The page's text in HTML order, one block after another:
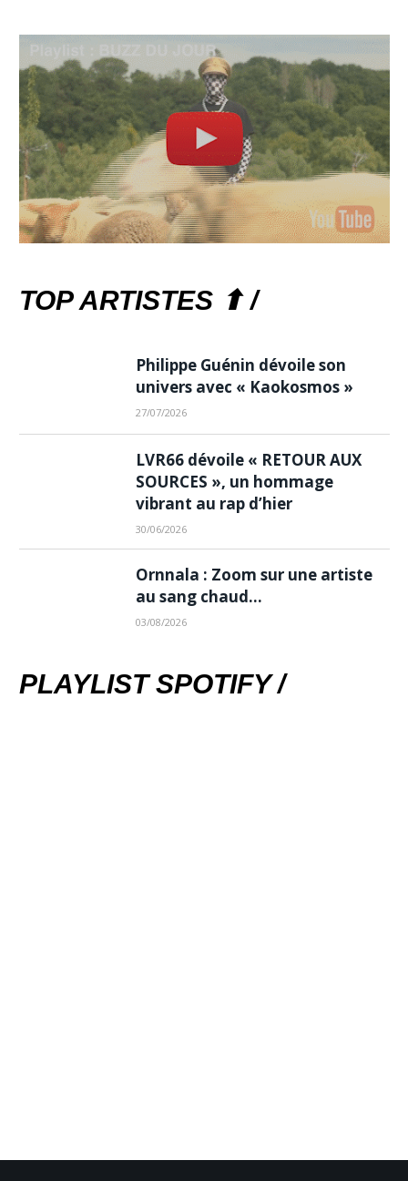
TOP ARTISTES ⬆ /
Philippe Guénin dévoile son
univers avec « Kaokosmos »
27/07/2026
LVR66 dévoile « RETOUR AUX
SOURCES », un hommage
vibrant au rap d’hier
30/06/2026
Ornnala : Zoom sur une artiste
au sang chaud…
03/08/2026
PLAYLIST SPOTIFY /